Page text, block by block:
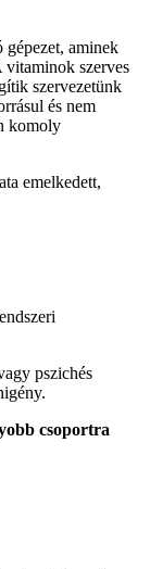
aminek
vitaminok szerves
szervezetünk
és nem
komoly
emelkedett,
pszichés
csoportra